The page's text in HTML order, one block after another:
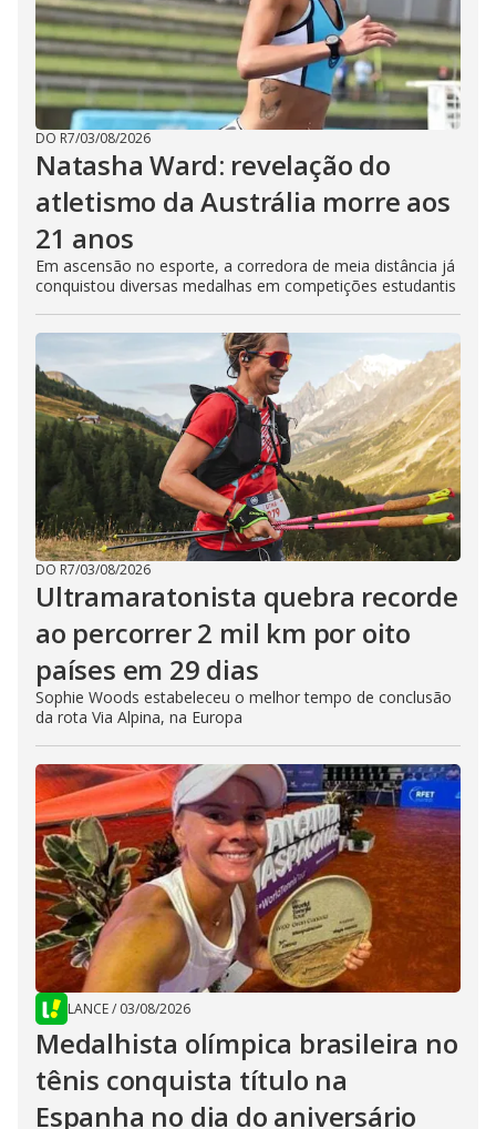
DO R7/03/08/2026
Natasha Ward: revelação do
atletismo da Austrália morre aos
21 anos
Em ascensão no esporte, a corredora de meia distância já
conquistou diversas medalhas em competições estudantis
DO R7/03/08/2026
Ultramaratonista quebra recorde
ao percorrer 2 mil km por oito
países em 29 dias
Sophie Woods estabeleceu o melhor tempo de conclusão
da rota Via Alpina, na Europa
LANCE/ 03/08/2026
Medalhista olímpica brasileira no
tênis conquista título na
Espanha no dia do aniversário